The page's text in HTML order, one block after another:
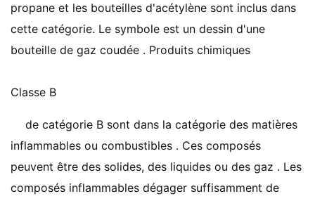
propane et les bouteilles d'acétylène sont inclus dans
cette catégorie. Le symbole est un dessin d'une
bouteille de gaz coudée . Produits chimiques
Classe B
de catégorie B sont dans la catégorie des matières
inflammables ou combustibles . Ces composés
peuvent être des solides, des liquides ou des gaz . Les
composés inflammables dégager suffisamment de